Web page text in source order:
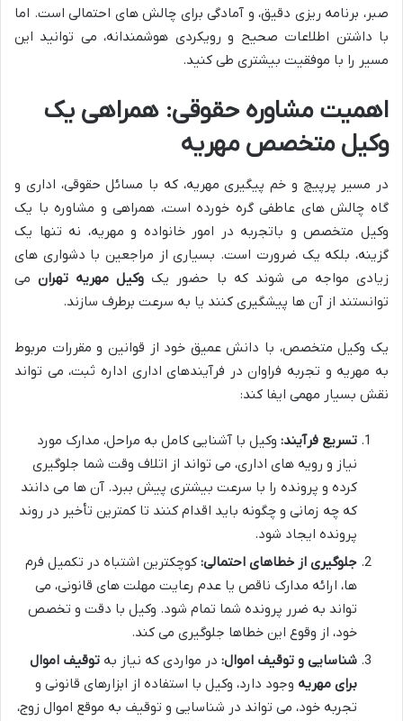
صبر، برنامه ریزی دقیق، و آمادگی برای چالش های احتمالی است. اما
با داشتن اطلاعات صحیح و رویکردی هوشمندانه، می توانید این
مسیر را با موفقیت بیشتری طی کنید.
اهمیت مشاوره حقوقی: همراهی یک
وکیل متخصص مهریه
در مسیر پرپیچ و خم پیگیری مهریه، که با مسائل حقوقی، اداری و
گاه چالش های عاطفی گره خورده است، همراهی و مشاوره با یک
وکیل متخصص و باتجربه در امور خانواده و مهریه، نه تنها یک
گزینه، بلکه یک ضرورت است. بسیاری از مراجعین با دشواری های
زیادی مواجه می شوند که با حضور یک وکیل مهریه تهرانمی
توانستند از آن ها پیشگیری کنند یا به سرعت برطرف سازند.
یک وکیل متخصص، با دانش عمیق خود از قوانین و مقررات مربوط
به مهریه و تجربه فراوان در فرآیندهای اداری اداره ثبت، می تواند
نقش بسیار مهمی ایفا کند:
تسریع فرآیند: وکیل با آشنایی کامل به مراحل، مدارک مورد
نیاز و رویه های اداری، می تواند از اتلاف وقت شما جلوگیری
کرده و پرونده را با سرعت بیشتری پیش ببرد. آن ها می دانند
که چه زمانی و چگونه باید اقدام کنند تا کمترین تأخیر در روند
پرونده ایجاد شود.
جلوگیری از خطاهای احتمالی: کوچکترین اشتباه در تکمیل فرم
ها، ارائه مدارک ناقص یا عدم رعایت مهلت های قانونی، می
تواند به ضرر پرونده شما تمام شود. وکیل با دقت و تخصص
خود، از وقوع این خطاها جلوگیری می کند.
شناسایی و توقیف اموال: در مواردی که نیاز به توقیف اموال
برای مهریه وجود دارد، وکیل با استفاده از ابزارهای قانونی و
تجربه خود، می تواند در شناسایی و توقیف به موقع اموال زوج،